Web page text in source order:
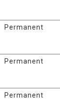
Permanent
Permanent
Permanent